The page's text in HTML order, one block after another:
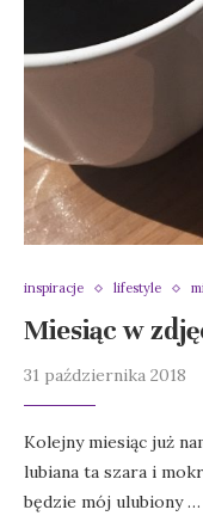
inspiracje lifestyle
Miesiąc w
31 października 2018
Kolejny miesiąc już
lubiana ta szara i
będzie mój ulubiony …